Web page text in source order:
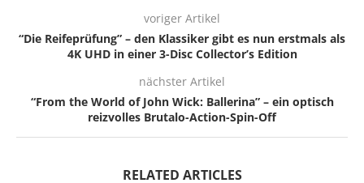
voriger Artikel
“Die Reifeprüfung” – den Klassiker gibt es nun erstmals als
4K UHD in einer 3-Disc Collector’s Edition
nächster Artikel
“From the World of John Wick: Ballerina” – ein optisch
reizvolles Brutalo-Action-Spin-Off
RELATED ARTICLES